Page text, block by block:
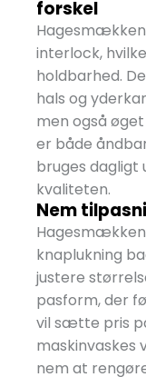
forskel
interlock,
holdbarhed.
hals og
men også
er både
bruges dagligt
kvaliteten.
Nem
knaplukning
justere
pasform, der
vil sætte pris
maskinvaskes
nem at